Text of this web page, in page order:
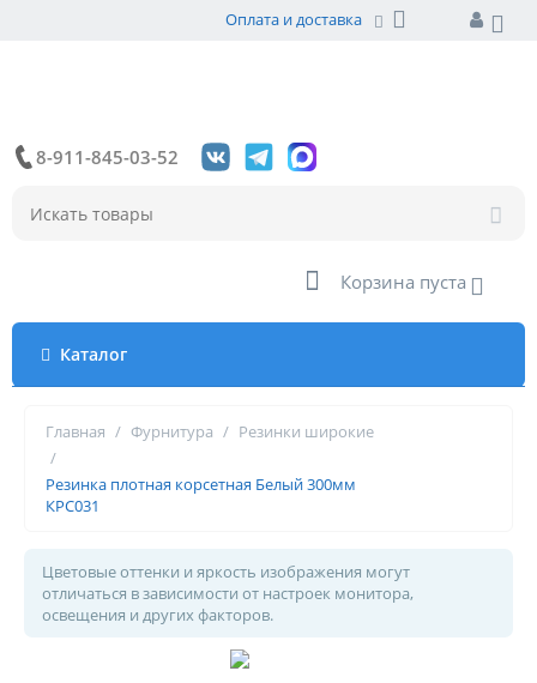
Оплата и доставка
8-911-845-03-52
Корзина пуста
Каталог
Главная / Фурнитура / Резинки широкие
/
Резинка плотная корсетная Белый 300мм
КРС031
Цветовые оттенки и яркость изображения могут
отличаться в зависимости от настроек монитора,
освещения и других факторов.